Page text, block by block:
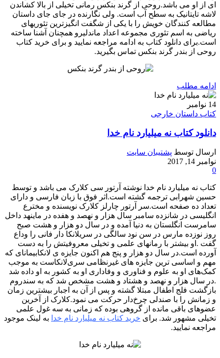
ای از او می باشد.روحی از گرند بنکس رمانی تخیلی از بالا کشاندن
لاشه تایتانیک به سطح آب است. ولی نگارنده در جای جای داستان
مطالعه کنندگان خویش را با یکی از شگفت انگیزترین تئوریهای
ریاضی به اسم تئوری مجموعه اعداد ماندلیرو همچنان آشنا ساخته
است.برای دانلود کتاب به ادامه مراجعه نمایید و برای خرید کتاب
روحی از بندر گرند بنکس تماس بگیرید.
ادامه مطلب
14 نوامبر
کتاب داستان خارجی
دانلود کتاب نه میلیارد نام خدا
ارسال توسط پشتیبان سایت
نوامبر 14, 2017
0
کتاب نه میلیارد نام خدا نوشته آرتور سی کلارک می باشد و توسط
حسین شهرابی ترجمه گشته است.اثر فوق با زبان فارسی و دارای
تعداد ده صفحه است.سر آرتور چارلز کلارک نویسنده و مخترع
انگلیسی در شانزده سامبر سال هزار و نهصد و هفده در ماینهد داخل
سامرست انگلستان به دنیا آمده و در سال دو هزار و هشت صبح
روز نوزده مارس در سن نود سالگی در سریلانکا دار فانی را وداع
گفت .او بیشتر با رمانهای علمی و تخیلی معروفیتش را به دست
آورده است.در سال دو هزار و پنج هم اکنون جایزه ی لانکابیمانای که
مهم و اساسی ترین جایزه های غیرنظامی سری‌لانکاست به موجب
کمک‌های او به علوم و فناوری و وفاداری او به کشور به او داده شد
.در سال هزار و نهصد و هشتاد و هشت مشخص شد که به سندروم
بازگشت فلج اطفال مبتلا گشته و پس از آن به اجبار بیشترین زمان
و زمانش را با صندلی چرخ‌دار حرکت می نمود.کلارک از آخرین
عضوهای باقی مانده از گروهی بوده که زمانی به سه غول علمی
تخیلی مشهور شد. برای خرید کتاب نه میلیارد نام خدا به لینک موجود
مراجعه نمایید.